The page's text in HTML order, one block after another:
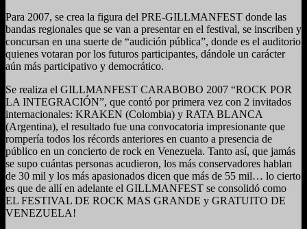
Para 2007, se crea la figura del PRE-GILLMANFEST donde las
bandas regionales que se van a presentar en el festival, se inscriben y
concursan en una suerte de “audición pública”, donde es el auditorio
quienes votaran por los futuros participantes, dándole un carácter
aún más participativo y democrático.
Se realiza el GILLMANFEST CARABOBO 2007 “ROCK POR
LA INTEGRACIÓN”, que contó por primera vez con 2 invitados
internacionales: KRAKEN (Colombia) y RATA BLANCA
(Argentina), el resultado fue una convocatoria impresionante que
rompería todos los récords anteriores en cuanto a presencia de
público en un concierto de rock en Venezuela. Tanto así, que jamás
se supo cuántas personas acudieron, los más conservadores hablan
de 30 mil y los más apasionados dicen que más de 55 mil… lo cierto
es que de allí en adelante el GILLMANFEST se consolidó como
EL FESTIVAL DE ROCK MAS GRANDE y GRATUITO DE
VENEZUELA!